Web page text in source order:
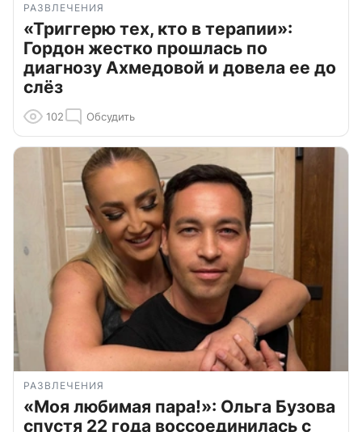
РАЗВЛЕЧЕНИЯ
«Триггерю тех, кто в терапии»:
Гордон жестко прошлась по
диагнозу Ахмедовой и довела ее до
слёз
102 Обсудить
РАЗВЛЕЧЕНИЯ
«Моя любимая пара!»: Ольга Бузова
спустя 22 года воссоединилась с